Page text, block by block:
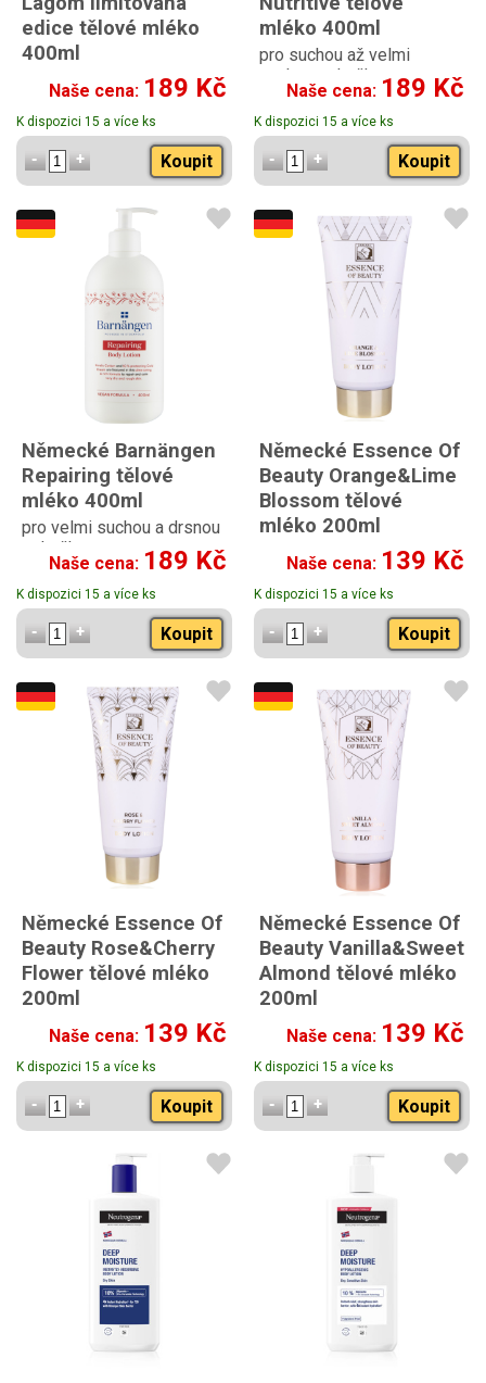
edice tělové mléko
400ml
pro suchou pokožku
Naše cena: 189 Kč
K dispozici 15 a více ks
Koupit
mléko 400ml
pro suchou až velmi
suchou pokožku
Naše cena: 189 Kč
K dispozici 15 a více ks
Koupit
Německé Barnängen
Repairing tělové
mléko 400ml
pro velmi suchou a drsnou
pokožku
Naše cena: 189 Kč
K dispozici 15 a více ks
Koupit
Německé Essence Of
Beauty Orange&Lime
Blossom tělové
mléko 200ml
s vůní pomerančového a
limetkového květu
Naše cena: 139 Kč
K dispozici 15 a více ks
Koupit
Německé Essence Of
Beauty Rose&Cherry
Flower tělové mléko
200ml
s vůní růže a třešňových
květůNaše cena: 139 Kč
K dispozici 15 a více ks
Koupit
Německé Essence Of
Beauty Vanilla&Sweet
Almond tělové mléko
200ml
s vůní sladké vanilky a
mandle
Naše cena: 139 Kč
K dispozici 15 a více ks
Koupit